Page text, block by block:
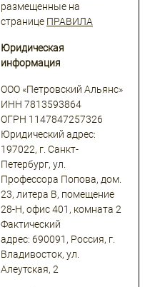
размещенные на
странице ПРАВИЛА
Юридическая
информация
ООО «Петровский Альянс»
ИНН 7813593864
ОГРН 1147847257326
Юридический адрес:
197022, г. Санкт-
Петербург, ул.
Профессора Попова, дом.
23, литера В, помещение
28-Н, офис 401, комната 2
Фактический
адрес: 690091, Россия, г.
Владивосток, ул.
Алеутская, 2